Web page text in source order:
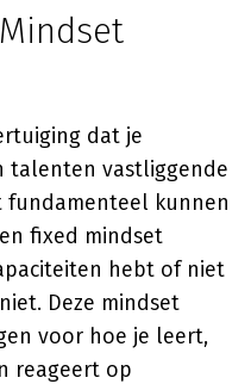
dat je
talenten vastliggende
fundamenteel kunnen
fixed mindset
hebt of niet
Deze mindset
voor hoe je leert,
reageert op